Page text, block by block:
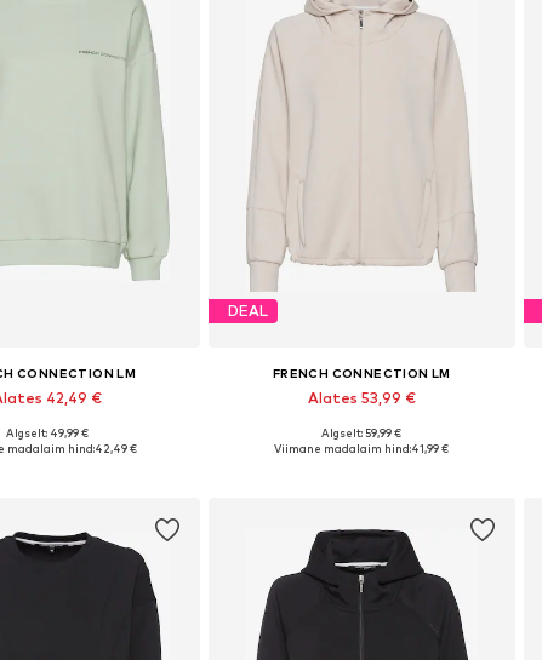
CONNECTION LM
42,49 €
suurused: XS-S, M, XL
Algselt: 49,99 €
madalaim hind:42,49 €
DEAL
FRENCH CONNECTION LM
Alates 53,99 €
Saadaval erinevates suurustes
Algselt: 59,99 €
Viimane madalaim hind:41,99 €